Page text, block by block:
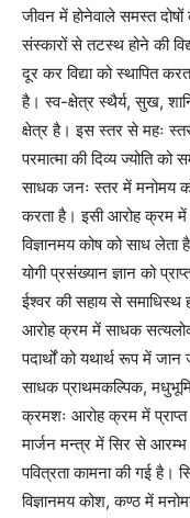
जीवन में होनेवाले समस्त
संस्कारों से तटस्थ होने की
दूर कर विद्या को स्थापित
है। स्व-क्षेत्र स्थैर्य, सुख,
क्षेत्र है। इस स्तर से महः
परमात्मा की दिव्य ज्योति
साधक जनः स्तर में मनोमय
करता है। इसी आरोह क्रम
विज्ञानमय कोष को साध लेता
योगी प्रसंख्यान ज्ञान को
ईश्वर की सहाय से
आरोह क्रम में साधक
पदार्थों को यथार्थ रूप में
साधक प्राथमकल्पिक,
क्रमशः आरोह क्रम में प्राप्त
मार्जन मन्त्र में सिर से
पवित्रता कामना की गई
विज्ञानमय कोश, कण्ठ में